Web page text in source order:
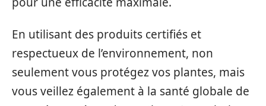
En utilisant des produits certifiés et
respectueux de l’environnement, non
seulement vous protégez vos plantes, mais
vous veillez également à la santé globale de